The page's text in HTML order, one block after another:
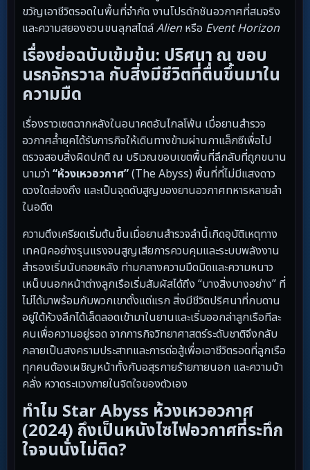
ขวัญเอาชีวิตรอดในพื้นที่จำกัด งานโปรดักชันอวกาศที่สมจริง
และความสยองชวนขนลุกสไตล์Alienหรือ Event Horizon
เรื่องย่อฉบับเข้มข้น: ปริศนา ณ ขอบ
นรกจักรวาล กับสิ่งมีชีวิตที่ตื่นขึ้นมาใน
ความมืด
เรื่องราวเซตฉากหลังในอนาคตอันไกลโพ้น เมื่อยานสำรวจ
อวกาศล้ำยุคได้รับภารกิจให้เดินทางข้ามผ่านกาแล็กซีเพื่อไป
ตรวจสอบสิ่งผิดปกติ ณ บริเวณขอบเขตพื้นที่ลึกลับที่ถูกขนาน
นามว่า“ห้วงเหวอวกาศ”(The Abyss) พื้นที่ที่ไม่มีแสงดาว
ดวงใดส่องถึง และเป็นจุดดับสูญของยานอวกาศทหารหลายลำ
ในอดีต
ความตึงเครียดเริ่มต้นขึ้นเมื่อยานสำรวจลำนี้เกิดอุบัติเหตุทาง
เทคนิคอย่างรุนแรงจนสูญเสียการควบคุมและระบบพลังงาน
สำรองเริ่มนับถอยหลัง ท่ามกลางความมืดมิดและความหนาว
เหน็บนอกหน้าต่างลูกเรือเริ่มสัมผัสได้ถึง “บางสิ่งบางอย่าง” ที่
ไม่ได้มาพร้อมกับพวกเขาตั้งแต่แรก สิ่งมีชีวิตปริศนาที่กบดาน
อยู่ใต้ห้วงลึกได้เล็ดลอดเข้ามาในยานและเริ่มออกล่าลูกเรือทีละ
คนเพื่อความอยู่รอด จากภารกิจวิทยาศาสตร์ระดับชาติจึงกลับ
กลายเป็นสงครามประสาทและการต่อสู้เพื่อเอาชีวิตรอดที่ลูกเรือ
ทุกคนต้องเผชิญหน้าทั้งกับอสุรกายร้ายภายนอก และความบ้า
คลั่ง หวาดระแวงภายในจิตใจของตัวเอง
ทำไม Star Abyss ห้วงเหวอวกาศ
(2024) ถึงเป็นหนังไซไฟอวกาศที่ระทึก
ใจจนนั่งไม่ติด?